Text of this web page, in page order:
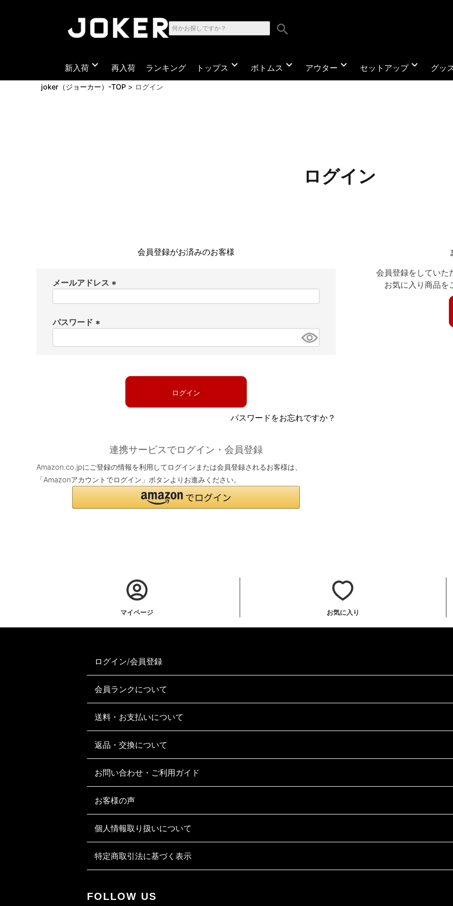
search
新入荷 expand_more 再入荷 ランキング トップス expand_more ボトムス expand_more アウター expand_more セットアップexpand_more グッ
joker（ジョーカー）-TOP ログイン
ログイン
会員登録がお済みのお客様
メールアドレス
パスワード
必
ログイン
パスワードをお忘れですか？
連携サービスでログイン・会員登録
Amazon.co.jpにご登録の情報を利用してログインまたは会員登録されるお客様は、
「Amazonアカウントでログイン」ボタンよりお進みください。
会員登録をしていた
お気に入り商品を
マイページ お気に入り
ログイン/会員登録
会員ランクについて
送料・お支払いについて
返品・交換について
お問い合わせ・ご利用ガイド
お客様の声
個人情報取り扱いについて
特定商取引法に基づく表示
FOLLOW US